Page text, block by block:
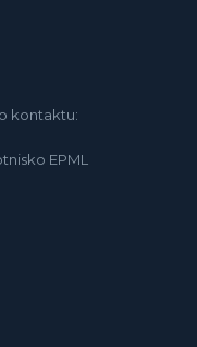
kontaktu:
EPML